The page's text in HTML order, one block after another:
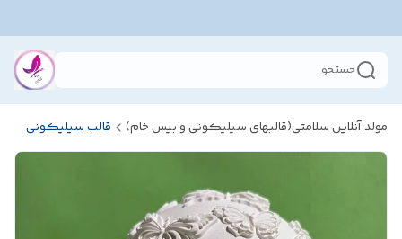
جستجو
مولد آنلاین سلامتی(قالبهای سیلیکونی و بیس خام) قالب سیلیکونی